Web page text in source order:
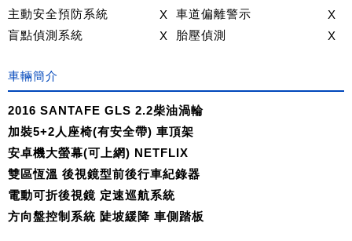
主動安全預防系統
X 車道偏離警示
X
盲點偵測系統
X 胎壓偵測 X
車輛簡介
2016 SANTAFE GLS 2.2柴油渦輪
加裝5+2人座椅(有安全帶) 車頂架
安卓機大螢幕(可上網) NETFLIX
雙區恆溫 後視鏡型前後行車紀錄器
電動可折後視鏡 定速巡航系統
方向盤控制系統 陡坡緩降 車側踏板